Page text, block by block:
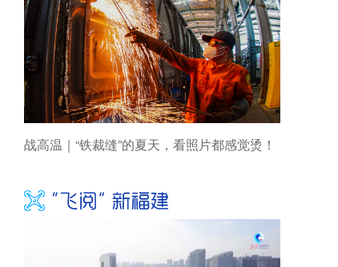
战高温｜“铁裁缝”的夏天，看照片都感觉烫！